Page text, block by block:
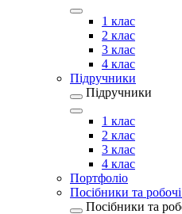
1 клас
2 клас
3 клас
4 клас
Підручники
Підручники
1 клас
2 клас
3 клас
4 клас
Портфоліо
Посібники та
Посібники та